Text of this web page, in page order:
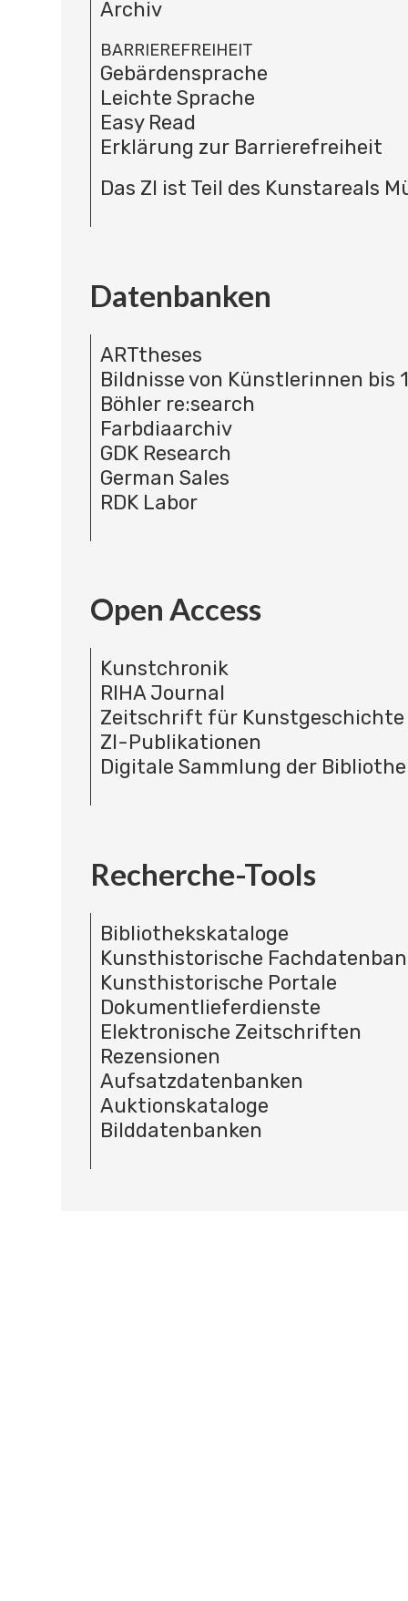
Archiv
BARRIEREFREIHEIT
Gebärdensprache
Leichte Sprache
Easy Read
Erklärung zur Barrierefreiheit
Das ZI ist Teil des Kunstareals
Datenbanken
ARTtheses
Bildnisse von Künstlerinnen bis
Böhler re:search
Farbdiaarchiv
GDK Research
German Sales
RDK Labor
Open Access
Kunstchronik
RIHA Journal
Zeitschrift für Kunstgeschichte
ZI-Publikationen
Digitale Sammlung der
Recherche-Tools
Bibliothekskataloge
Kunsthistorische
Kunsthistorische Portale
Dokumentlieferdienste
Elektronische Zeitschriften
Rezensionen
Aufsatzdatenbanken
Auktionskataloge
Bilddatenbanken